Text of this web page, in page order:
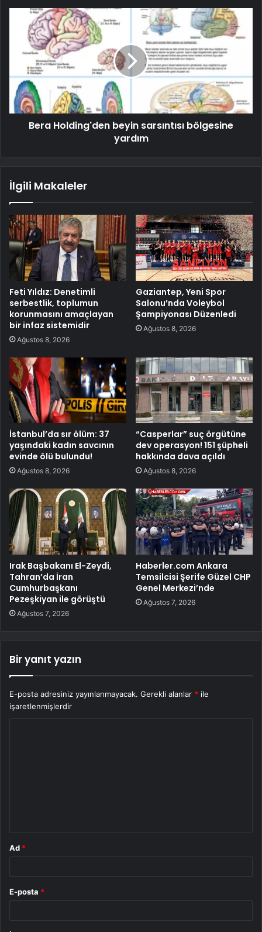
Bera Holding'den beyin sarsıntısı bölgesine
yardım
İlgili Makaleler
Feti Yıldız: Denetimli
serbestlik, toplumun
korunmasını amaçlayan
bir infaz sistemidir
Ağustos 8, 2026
Gaziantep, Yeni Spor
Salonu’nda Voleybol
Şampiyonası Düzenledi
Ağustos 8, 2026
İstanbul’da sır ölüm: 37
yaşındaki kadın savcının
evinde ölü bulundu!
Ağustos 8, 2026
“Casperlar” suç örgütüne
dev operasyon! 151 şüpheli
hakkında dava açıldı
Ağustos 8, 2026
Irak Başbakanı El-Zeydi,
Tahran’da İran
Cumhurbaşkanı
Pezeşkiyan ile görüştü
Ağustos 7, 2026
Haberler.com Ankara
Temsilcisi Şerife Güzel CHP
Genel Merkezi’nde
Ağustos 7, 2026
Bir yanıt yazın
E-posta adresiniz yayınlanmayacak. Gerekli alanlar * ile
işaretlenmişlerdir
Ad *
E-posta *